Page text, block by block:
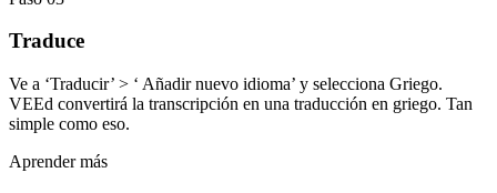
Traduce
Ve a ‘Traducir’ > ‘ Añadir nuevo idioma’ y selecciona Griego.
VEEd convertirá la transcripción en una traducción en griego. Tan
simple como eso.
Aprender más